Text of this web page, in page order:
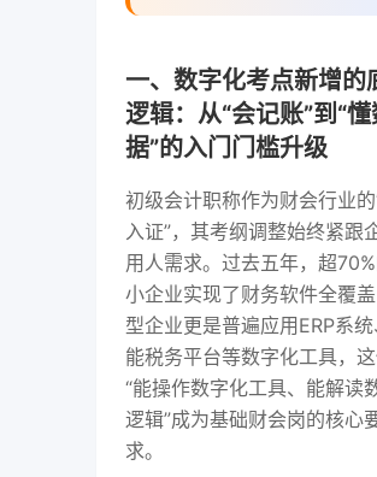
一、数字化考点新增的
逻辑：从“会记账”到“
据”的入门门槛升级
初级会计职称作为财会行业的
入证”，其考纲调整始终紧跟
用人需求。过去五年，超
小企业实现了财务软件全覆
型企业更是普遍应用ERP系
能税务平台等数字化工具，
“能操作数字化工具、能解读
逻辑”成为基础财会岗的核心
求。